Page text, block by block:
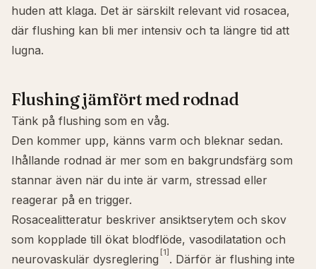
huden att klaga. Det är särskilt relevant vid rosacea,
där flushing kan bli mer intensiv och ta längre tid att
lugna.
Flushing jämfört med rodnad
Tänk på flushing som en våg.
Den kommer upp, känns varm och bleknar sedan.
Ihållande rodnad är mer som en bakgrundsfärg som
stannar även när du inte är varm, stressad eller
reagerar på en trigger.
Rosacealitteratur beskriver ansiktserytem och skov
som kopplade till ökat blodflöde, vasodilatation och
neurovaskulär dysreglering [1] . Därför är flushing inte